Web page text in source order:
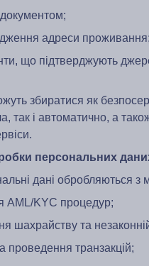
адреси проживання;
що підтверджують
збиратися як
так і автоматично, а
персональних
дані обробляються з
AML/KYC процедур;
шахрайству та
проведення транзакцій;